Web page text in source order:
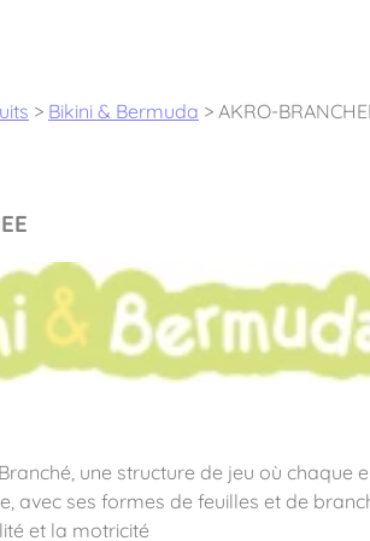
panel
d’aires de jeux &
actualités
Bikini & Bermuda®
Sport&Co®
> Bikini & Bermuda > AKRO-
une structure de jeu où
avec ses formes de feuilles et de
et la motricité